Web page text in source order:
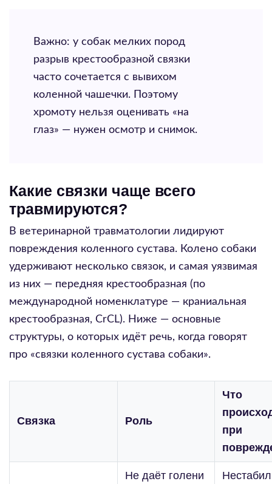
Важно: у собак мелких пород
разрыв крестообразной связки
часто сочетается с вывихом
коленной чашечки. Поэтому
хромоту нельзя оценивать «на
глаз» — нужен осмотр и снимок.
Какие связки чаще всего
травмируются?
В ветеринарной травматологии лидируют
повреждения коленного сустава. Колено собаки
удерживают несколько связок, и самая уязвимая
из них — передняя крестообразная (по
международной номенклатуре — краниальная
крестообразная, CrCL). Ниже — основные
структуры, о которых идёт речь, когда говорят
про «связки коленного сустава собаки».
Связка Роль
Что
при
Не даёт голени